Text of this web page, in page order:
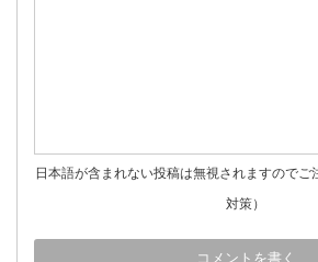
日本語が含まれない投稿は無視されますのでご
対策）